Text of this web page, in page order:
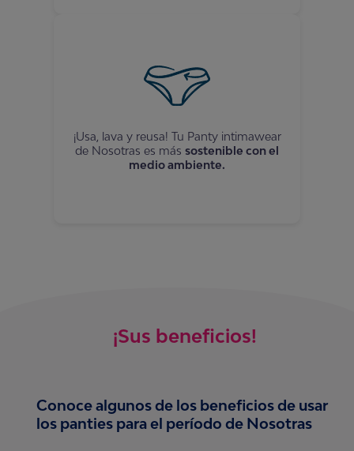
¡Usa, lava y reusa! Tu Pantyintimawear
de Nosotras es más sostenible con el
medio ambiente.
¡Sus beneficios!
Conoce algunos de los beneficios de usar
los panties para el período de Nosotras